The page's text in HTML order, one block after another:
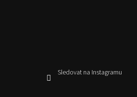
Sledovat na Instagramu